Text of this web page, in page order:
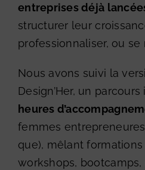
entreprises déjà
structurer leur
professionnaliser, ou se
Nous avons suivi la
Design’Her, un
heures
femmes
que), mêlant
workshops,